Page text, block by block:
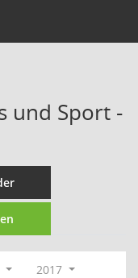
und Sport -
2017